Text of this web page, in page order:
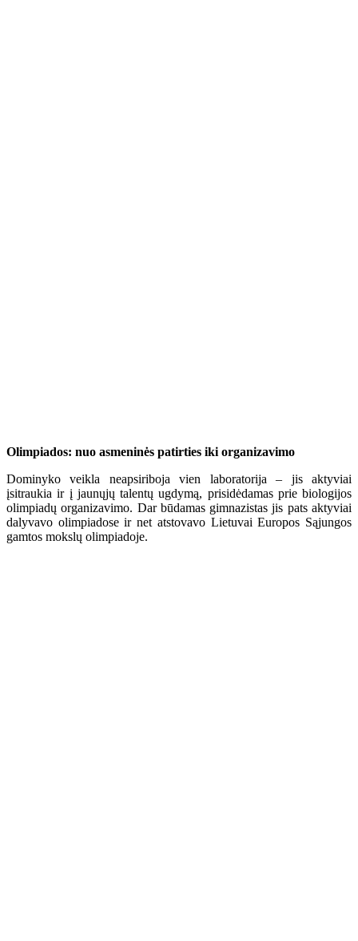
Olimpiados: nuo asmeninės patirties iki organizavimo
Dominyko veikla neapsiriboja vien laboratorija – jis aktyviai
įsitraukia ir į jaunųjų talentų ugdymą, prisidėdamas prie biologijos
olimpiadų organizavimo. Dar būdamas gimnazistas jis pats aktyviai
dalyvavo olimpiadose ir net atstovavo Lietuvai Europos Sąjungos
gamtos mokslų olimpiadoje.